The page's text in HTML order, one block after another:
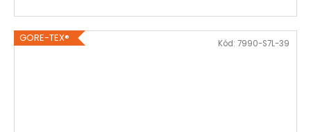
GORE-TEX® Kód: 7990-S7L-39